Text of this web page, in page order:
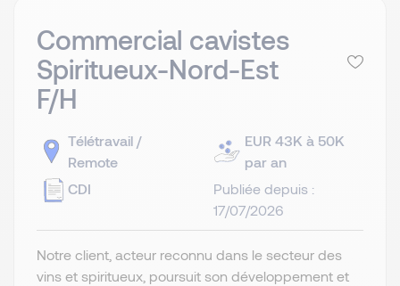
Commercial cavistes
Spiritueux-Nord-Est
F/H
Télétravail /
Remote
CDI
EUR 43K à 50K
par an
Publiée depuis :
17/07/2026
Notre client, acteur reconnu dans le secteur des
vins et spiritueux, poursuit son développement et